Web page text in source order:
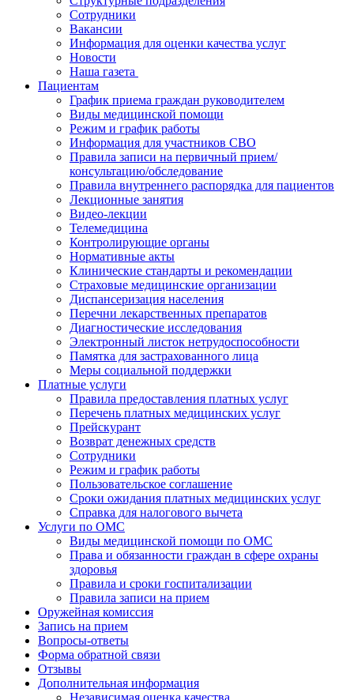
Сотрудники
Вакансии
Информация для оценки качества услуг
Новости
​​Наша газета
Пациентам
График приема граждан руководителем
Виды медицинской помощи
Режим и график работы
Информация для участников СВО
Правила записи на первичный прием/
консультацию/обследование
Правила внутреннего распорядка для пациентов
Лекционные занятия
Видео-лекции
Телемедицина
Контролирующие органы
Нормативные акты
Клинические стандарты и рекомендации
Страховые медицинские организации
Диспансеризация населения
Перечни лекарственных препаратов
Диагностические исследования
Электронный листок нетрудоспособности
Памятка для застрахованного лица
Меры социальной поддержки
Платные услуги
Правила предоставления платных услуг
Перечень платных медицинских услуг
Прейскурант
Возврат денежных средств
Сотрудники
Режим и график работы
Пользовательское соглашение
Сроки ожидания платных медицинских услуг
Справка для налогового вычета
Услуги по ОМС
Виды медицинской помощи по ОМС
Права и обязанности граждан в сфере охраны
здоровья
Правила и сроки госпитализации
Правила записи на прием
Оружейная комиссия
Запись на прием
Вопросы-ответы
Форма обратной связи
Отзывы
Дополнительная информация
Независимая оценка качества